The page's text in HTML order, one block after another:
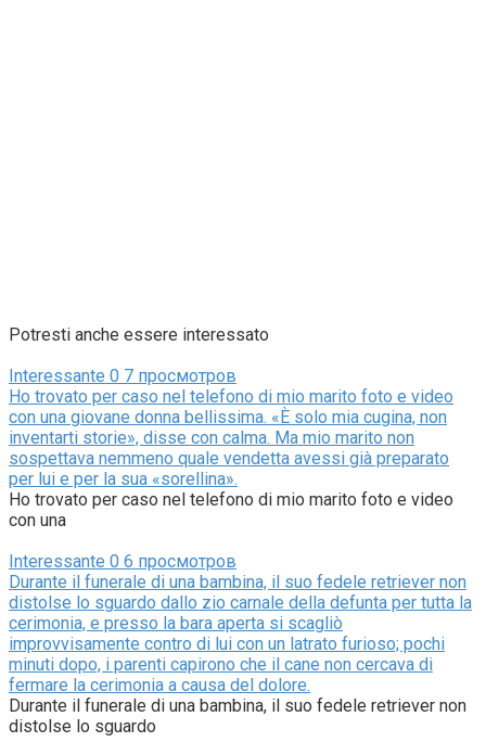
Potresti anche essere interessato
Interessante 0 7 просмотров
Ho trovato per caso nel telefono di mio marito foto e video
con una giovane donna bellissima. «È solo mia cugina, non
inventarti storie», disse con calma. Ma mio marito non
sospettava nemmeno quale vendetta avessi già preparato
per lui e per la sua «sorellina».
Ho trovato per caso nel telefono di mio marito foto e video
con una
Interessante 0 6 просмотров
Durante il funerale di una bambina, il suo fedele retriever non
distolse lo sguardo dallo zio carnale della defunta per tutta la
cerimonia, e presso la bara aperta si scagliò
improvvisamente contro di lui con un latrato furioso; pochi
minuti dopo, i parenti capirono che il cane non cercava di
fermare la cerimonia a causa del dolore.
Durante il funerale di una bambina, il suo fedele retriever non
distolse lo sguardo